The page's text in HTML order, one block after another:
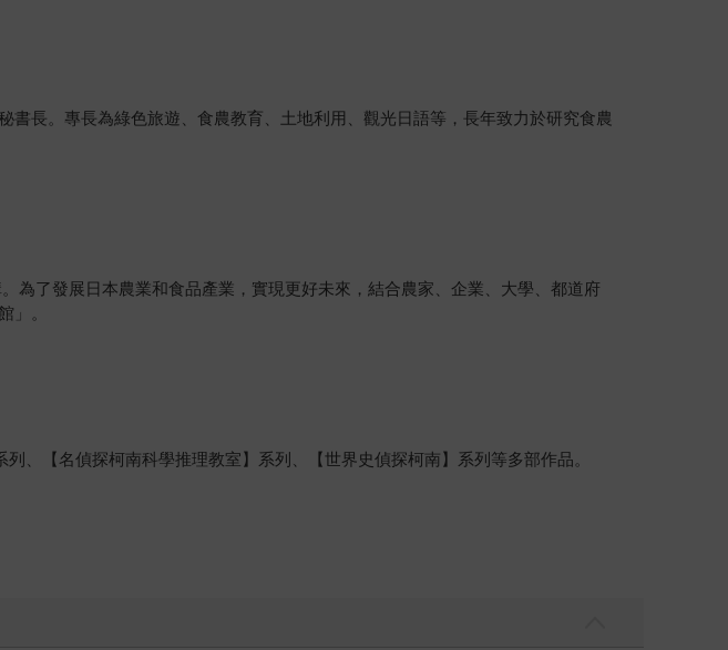
長。專長為綠色旅遊、食農教育、土地利用、觀光日語等，長年致力於研究食農
為了發展日本農業和食品產業，實現更好未來，結合農家、企業、大學、都道府
」。
、【名偵探柯南科學推理教室】系列、【世界史偵探柯南】系列等多部作品。